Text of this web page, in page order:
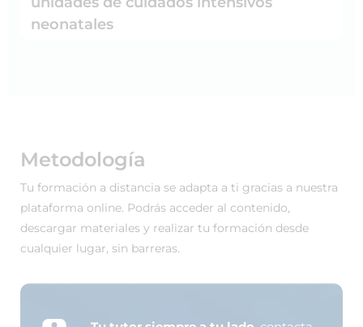
neonatales
Metodología
Tu formación a distancia se adapta a ti gracias a nuestra
plataforma online. Podrás acceder al contenido,
descargar materiales y realizar tu formación desde
cualquier lugar, sin barreras.